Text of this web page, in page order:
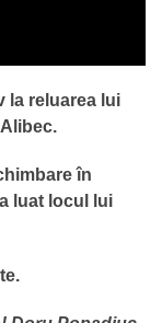
la reluarea lui
în
luat locul lui